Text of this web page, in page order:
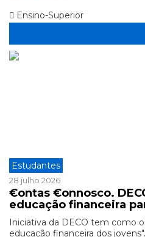
Ensino-Superior
Estudantes
28 julho 2026
€ontas €onnosco.
educação financeira
Iniciativa da DECO tem como
educação financeira dos jovens".